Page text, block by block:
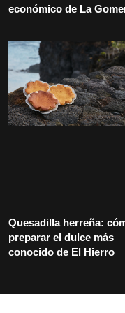
económico de La
Quesadilla herreña:
preparar el dulce más
conocido de El Hierro